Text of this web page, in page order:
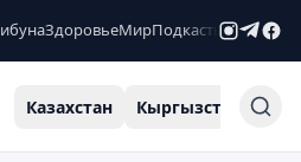
ЗдоровьеМирПодкастыРейтинги
Казахстан Кыргызстан